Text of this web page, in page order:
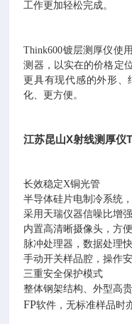
工作更加轻松完成。
Think600镀层测厚仪使
测器，以实在的价格定
更具有现代感的外形、
化、更方便。
江苏昆山X射线测厚仪
长效稳定X铜光管
半导体硅片电制冷系统
采用天瑞仪器信噪比增
内置高清晰摄像头，方
脉冲处理器，数据处理
手动开关样品腔，操作
三重安全保护模式
整体钢架结构、外型高
FP软件，无标准样品时